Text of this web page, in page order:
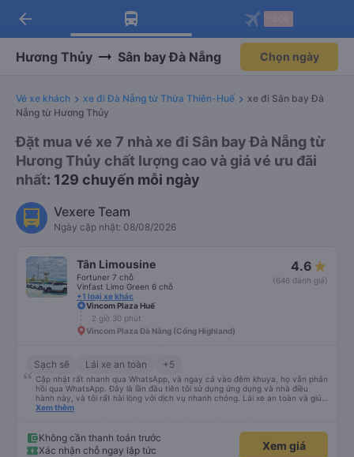
Tải app Vexere ngay!
Nhận ưu đãi thành viên độc
Mở app
Tải app Vexere
-30k/ghế khi đặt vé máy bay qua
Mở app
arrow_back
Hương Thủy Sân bay Đà Nẵng Chọn ngày
Vé xe khách xe đi Đà Nẵng từ Thừa Thiên-Huế
xe đi Sân bay Đà
Nẵng từ Hương Thủy
Đặt mua vé xe 7 nhà xe đi Sân bay Đà Nẵng từ
Hương Thủy chất lượng cao và giá vé ưu đãi
nhất: 129 chuyến mỗi ngày
Vexere Team
Ngày cập nhật: 08/08/2026
Tân Limousine
Fortuner 7 chỗ
Vinfast Limo Green 6 chỗ
+1 loại xe khác
4.6
(646 đánh giá)
Vincom Plaza Huế
2 giờ 30 phút
Vincom Plaza Đà Nẵng (Cổng Highland)
Sạch sẽ Lái xe an toàn +5
Cập nhật rất nhanh qua WhatsApp, và ngay cả vào đêm khuya, họ vẫn phản
hồi qua WhatsApp. Đây là lần đầu tiên tôi sử dụng ứng dụng và nhà điều
hành này, và tôi rất hài lòng với dịch vụ nhanh chóng. Lái xe an toàn và giúp
tôi đến khách sạn ở Huế, mặc dù tôi không báo trước khi đặt xe và tài xế đã
của họ một lần nữa cho chuyến trở về Đà Nẵng.
Xem thêm
Không cần thanh toán trước
Xác nhận chỗ ngay lập tức
Xem giá